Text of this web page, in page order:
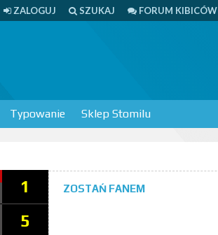
ZALOGUJ SZUKAJ FORUM KIBICÓW
Typowanie Sklep Stomilu
1
5
ZOSTAŃ FANEM